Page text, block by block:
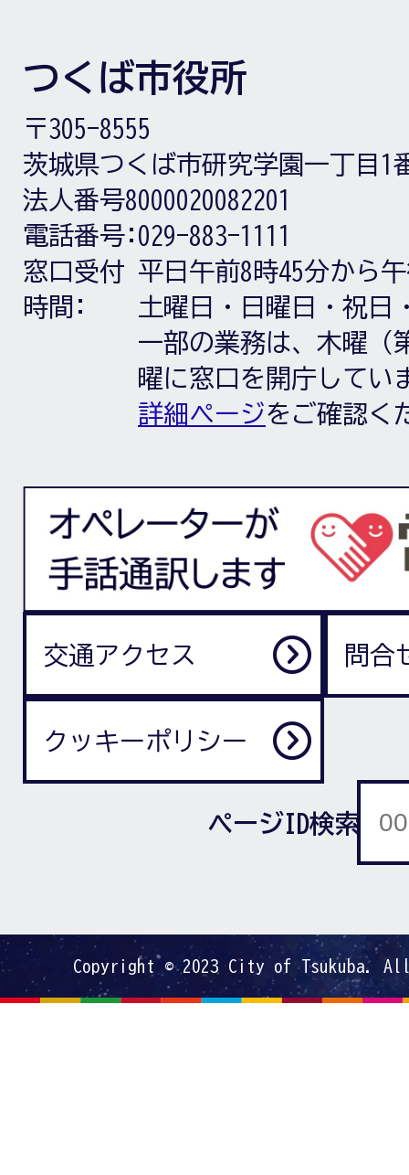
つくば市役所
〒305-8555
茨城県つくば市研究学園一丁目1
法人番号8000020082201
電話番号: 029-883-1111
窓口受付
時間:
平日午前8時45分から
土曜日・日曜日・祝日
一部の業務は、木曜（
曜に窓口を開庁してい
詳細ページをご確認く
交通アクセス 問合
クッキーポリシー
ページID検索
Copyright © 2023 City of Tsukuba.